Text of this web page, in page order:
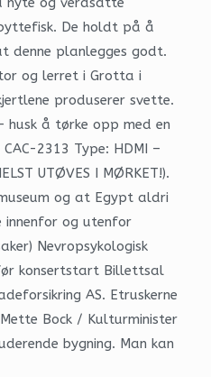
De holdt på å
denne planlegges godt.
og lerret i Grotta i
produserer svette.
husk å tørke opp med en
2313 Type: HDMI –
UTØVES I MØRKET!).
og at Egypt aldri
innenfor og utenfor
Nevropsykologisk
konsertstart Billettsal
AS. Etruskerne
Bock / Kulturminister
bygning. Man kan